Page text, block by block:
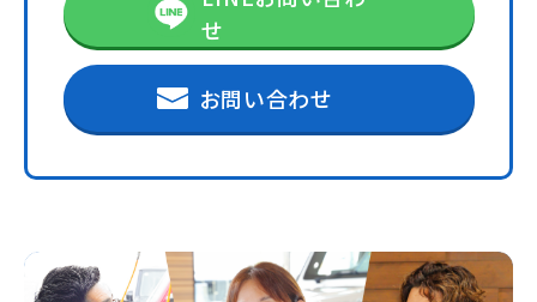
せ
お問い合わせ